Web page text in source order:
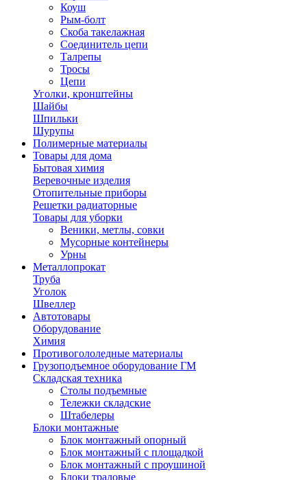
Коуш
Рым-болт
Скоба такелажная
Соединитель цепи
Талрепы
Тросы
Цепи
Уголки, кронштейны
Шайбы
Шпильки
Шурупы
Полимерные материалы
Товары для дома
Бытовая химия
Веревочные изделия
Отопительные приборы
Решетки радиаторные
Товары для уборки
Веники, метлы, совки
Мусорные контейнеры
Урны
Металлопрокат
Труба
Уголок
Швеллер
Автотовары
Оборудование
Химия
Противогололедные материалы
Грузоподъемное оборудование ГМ
Складская техника
Столы подъемные
Тележки складские
Штабелеры
Блоки монтажные
Блок монтажный опорный
Блок монтажный с площадкой
Блок монтажный с проушиной
Блоки траловые